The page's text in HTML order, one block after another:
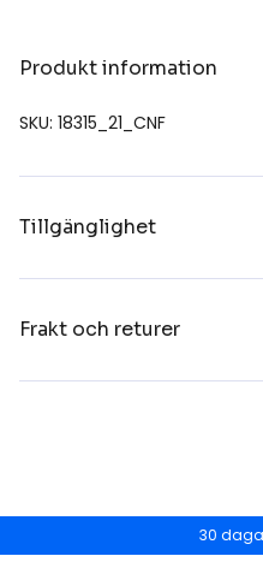
Produkt information
SKU: 18315_21_CNF
Tillgänglighet
Frakt och returer
30